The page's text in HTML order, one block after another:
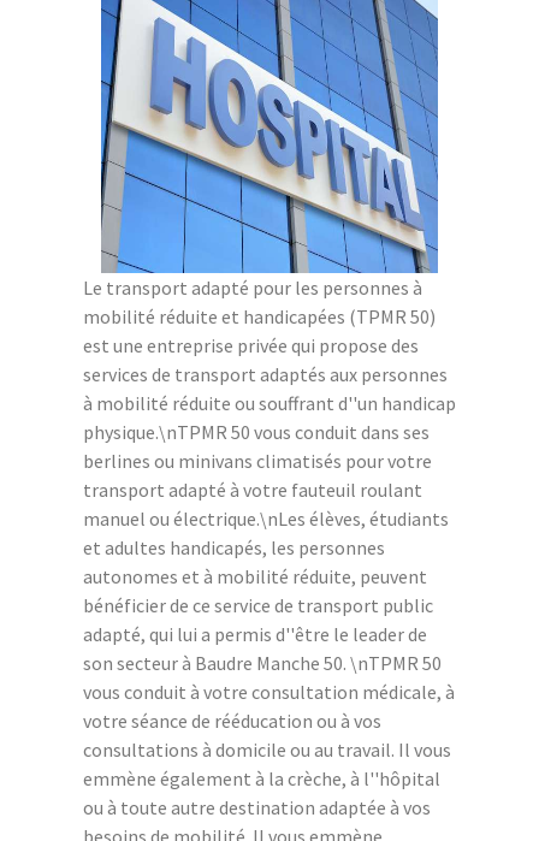
Le transport adapté pour les personnes à
mobilité réduite et handicapées (TPMR 50)
est une entreprise privée qui propose des
services de transport adaptés aux personnes
à mobilité réduite ou souffrant d''un handicap
physique.\nTPMR 50 vous conduit dans ses
berlines ou minivans climatisés pour votre
transport adapté à votre fauteuil roulant
manuel ou électrique.\nLes élèves, étudiants
et adultes handicapés, les personnes
autonomes et à mobilité réduite, peuvent
bénéficier de ce service de transport public
adapté, qui lui a permis d''être le leader de
son secteur à Baudre Manche 50. \nTPMR 50
vous conduit à votre consultation médicale, à
votre séance de rééducation ou à vos
consultations à domicile ou au travail. Il vous
emmène également à la crèche, à l''hôpital
ou à toute autre destination adaptée à vos
besoins de mobilité. Il vous emmène